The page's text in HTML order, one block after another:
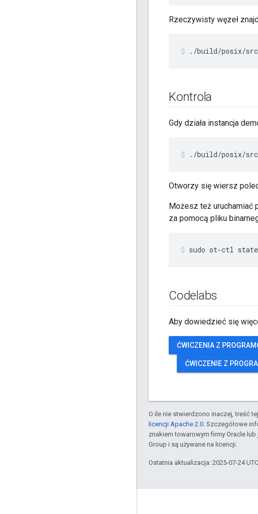
Rzeczywisty węzeł
./build/posix/src/
Kontrola
Gdy działa instancja
./build/posix/
Otworzy się wiersz
Możesz też uruchamiać
za pomocą pliku
sudo ot-ctl state
Codelabs
Aby dowiedzieć się
ĆWICZENIA Z
ĆWICZENIE Z
O ile nie stwierdzono inaczej, treść
licencji Apache 2.0 . Szczegółowe
znakiem towarowym firmy Oracle
Group i są używane na licencji.
Ostatnia aktualizacja: 2025-07-24 UTC.